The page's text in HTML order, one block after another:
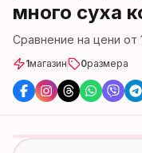
много суха
Сравнение на цени от
1магазин 0размера